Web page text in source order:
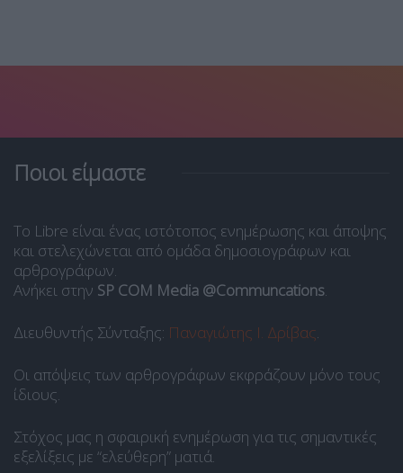
Ποιοι είμαστε
Το Libre είναι ένας ιστότοπος ενημέρωσης και άποψης
και στελεχώνεται από ομάδα δημοσιογράφων και
αρθρογράφων.
Ανήκει στην SP COM Media @Communcations.
Διευθυντής Σύνταξης: Παναγιώτης Ι. Δρίβας.
Οι απόψεις των αρθρογράφων εκφράζουν μόνο τους
ίδιους.
Στόχος μας η σφαιρική ενημέρωση για τις σημαντικές
εξελίξεις με “ελεύθερη” ματιά.